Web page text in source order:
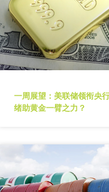
一周展望：美联储领衔央
绪助黄金一臂之力？